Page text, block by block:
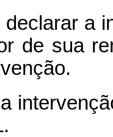
declarar a
de sua